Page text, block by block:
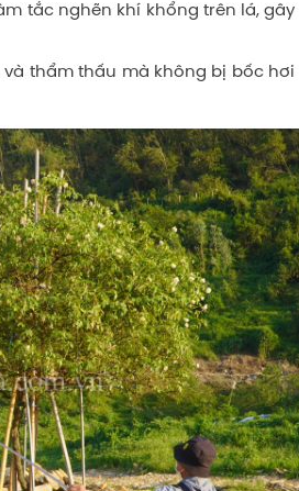
tắc nghẽn khí khổng trên lá,
thẩm thấu mà không bị bốc